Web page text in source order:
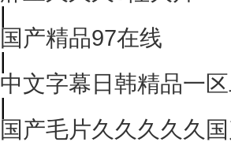
|
国产精品97在线
|
中文字幕日韩精品一
|
国产毛片久久久久久